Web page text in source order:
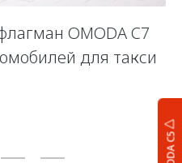
OMODA C7
для такси